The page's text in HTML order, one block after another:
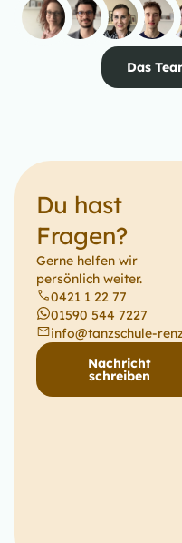
Das
Du hast
Fragen?
Gerne helfen wir
persönlich weiter.
0421 1 22 77
01590 544 7227
info@tanzschule-
Nachricht
schreiben